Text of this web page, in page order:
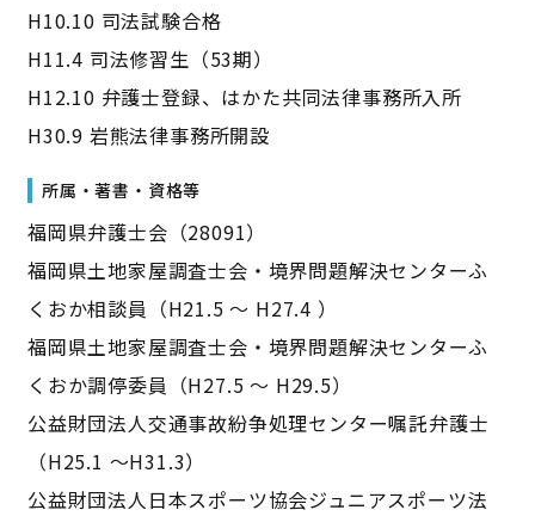
H10.10 司法試験合格
H11.4 司法修習生（53期）
H12.10 弁護士登録、はかた共同法律事務所入所
H30.9 岩熊法律事務所開設
所属・著書・資格等
福岡県弁護士会（28091）
福岡県土地家屋調査士会・境界問題解決センターふ
くおか相談員（H21.5 ～ H27.4 ）
福岡県土地家屋調査士会・境界問題解決センターふ
くおか調停委員（H27.5 ～ H29.5）
公益財団法人交通事故紛争処理センター嘱託弁護士
（H25.1 ～H31.3）
公益財団法人日本スポーツ協会ジュニアスポーツ法